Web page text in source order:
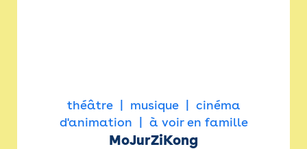
théâtre musique
cinéma
d'animation
à voir en famille
MoJurZiKong